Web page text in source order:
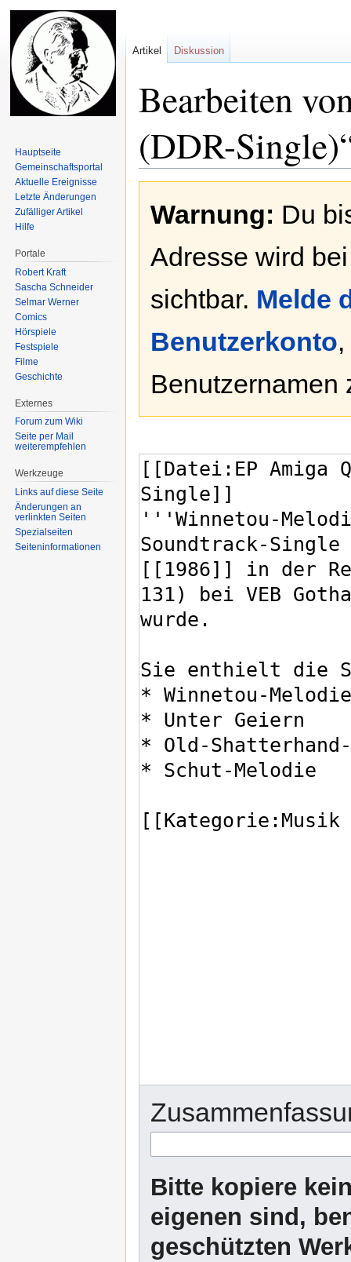
Bearbeiten
(DDR-
Navigation
springen
Suche
springen
Warnung: Du
Adresse wird
sichtbar. Melde
Benutzerkonto
Benutzernamen
Bitte kopiere
eigenen sind,
geschützten
Artikel Diskussion
Hauptseite
Gemeinschafts­portal
Aktuelle Ereignisse
Letzte Änderungen
Zufälliger Artikel
Hilfe
Portale
Robert Kraft
Sascha Schneider
Selmar Werner
Comics
Hörspiele
Festspiele
Filme
Geschichte
Externes
Forum zum Wiki
Seite per Mail
weiterempfehlen
Werkzeuge
Links auf diese Seite
Änderungen an
verlinkten Seiten
Spezialseiten
Seiten­informationen